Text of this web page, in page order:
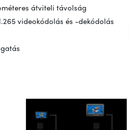
átviteli távolság
videokódolás és -dekódolás